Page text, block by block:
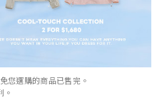
您選購的商品已售完。